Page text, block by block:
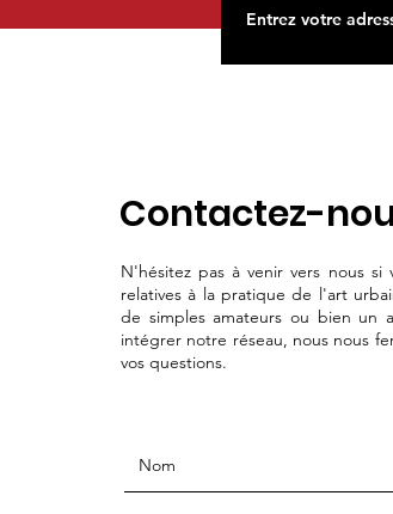
Contactez-
N'hésitez pas à venir vers nous si
relatives à la pratique de l'art
de simples amateurs ou bien un
intégrer notre réseau, nous nous
vos questions.